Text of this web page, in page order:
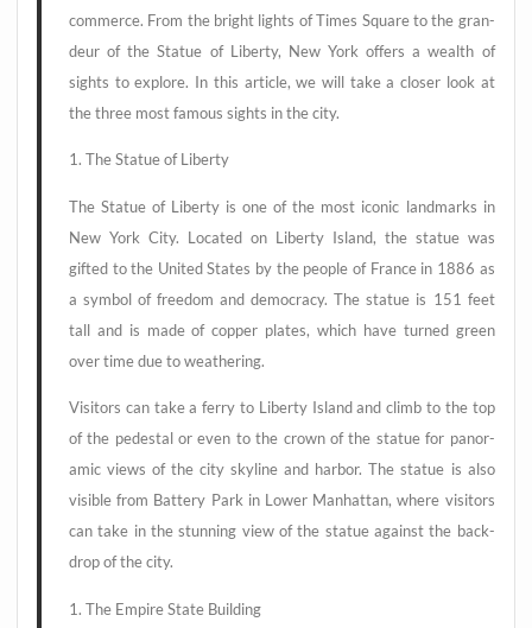
com­mer­ce. From the bright lights of Times Squa­re to the gran­
deur of the Sta­tue of Liber­ty, New York offers a wealth of
sights to explo­re. In this artic­le, we will take a clo­ser look at
the three most famous sights in the city.
1. The Sta­tue of Liberty
The Sta­tue of Liber­ty is one of the most ico­nic land­marks in
New York City. Loca­ted on Liber­ty Island, the sta­tue was
gifted to the United Sta­tes by the peo­p­le of France in 1886 as
a sym­bol of free­dom and demo­cra­cy. The sta­tue is 151 feet
tall and is made of cop­per pla­tes, which have tur­ned green
over time due to weathering.
Visi­tors can take a fer­ry to Liber­ty Island and climb to the top
of the pedes­tal or even to the crown of the sta­tue for pan­o­r­
amic views of the city sky­line and har­bor. The sta­tue is also
visi­ble from Bat­tery Park in Lower Man­hat­tan, whe­re visi­tors
can take in the stun­ning view of the sta­tue against the back­
drop of the city.
1. The Empire Sta­te Building